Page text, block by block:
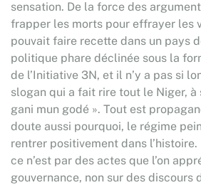
sensation. De la force des
frapper les morts pour effrayer les
pouvait faire recette dans un pays
politique phare déclinée sous la
de l’Initiative 3N, et il n’y a pas si
slogan qui a fait rire tout le Niger, à
gani mun godé ». Tout est
doute aussi pourquoi, le régime
rentrer positivement dans
ce n’est par des actes que l’on
gouvernance, non sur des discours